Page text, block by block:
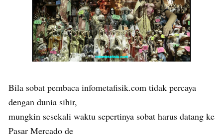
Bila sobat pembaca infometafisik.com tidak percaya
dengan dunia sihir,
mungkin sesekali waktu sepertinya sobat harus datang ke
Pasar Mercado de